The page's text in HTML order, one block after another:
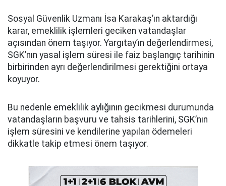
Sosyal Güvenlik Uzmanı İsa Karakaş’ın aktardığı
karar, emeklilik işlemleri geciken vatandaşlar
açısından önem taşıyor. Yargıtay’ın değerlendirmesi,
SGK’nın yasal işlem süresi ile faiz başlangıç tarihinin
birbirinden ayrı değerlendirilmesi gerektiğini ortaya
koyuyor.
Bu nedenle emeklilik aylığının gecikmesi durumunda
vatandaşların başvuru ve tahsis tarihlerini, SGK’nın
işlem süresini ve kendilerine yapılan ödemeleri
dikkatle takip etmesi önem taşıyor.